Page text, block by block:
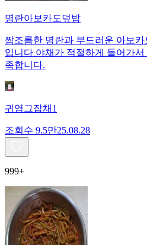
명란아보카도덮밥
짭조름한 명란과 부드러운 아보
입니다 야채가 적절하게 들어가
족합니다.
귀염그잡채1
조회수 9.5만25.08.28
999+